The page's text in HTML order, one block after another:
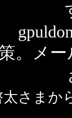
策。メ
太さまか